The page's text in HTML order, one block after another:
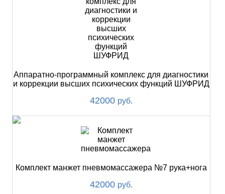
Аппаратно-программный комплекс для диагностики
и коррекции высших психических функций ШУФРИД
42000 руб.
Комплект манжет пневмомассажера №7 рука+нога
42000 руб.